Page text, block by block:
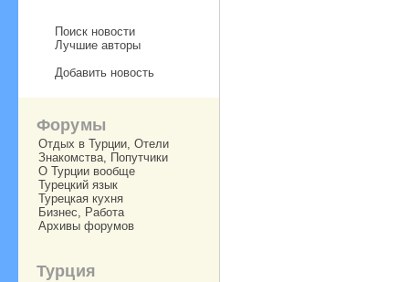
Поиск новости
Лучшие авторы
Добавить новость
Форумы
Отдых в Турции, Отели
Знакомства, Попутчики
О Турции вообще
Турецкий язык
Турецкая кухня
Бизнес, Работа
Архивы форумов
Турция